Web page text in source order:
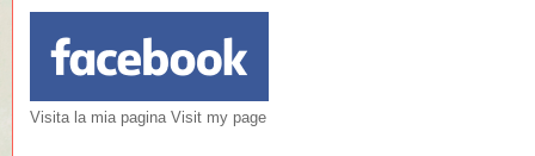
Visita la mia pagina Visit my page